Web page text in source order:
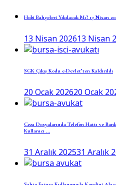
Hobi Bahçeleri Yıkılacak Mı? 13 Nisan
13 Nisan 202613 Nisan
SGK Çıkış Kodu e-Devlet’ten Kaldırıldı
20 Ocak 202620 Ocak
Ceza Dosyalarında Telefon Hattı ve
Kullanıcı ...
31 Aralık 202531 Aralık